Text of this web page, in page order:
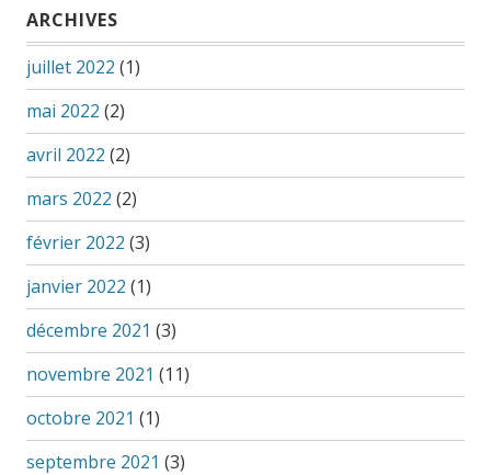
ARCHIVES
juillet 2022 (1)
mai 2022 (2)
avril 2022 (2)
mars 2022 (2)
février 2022 (3)
janvier 2022 (1)
décembre 2021 (3)
novembre 2021 (11)
octobre 2021 (1)
septembre 2021 (3)